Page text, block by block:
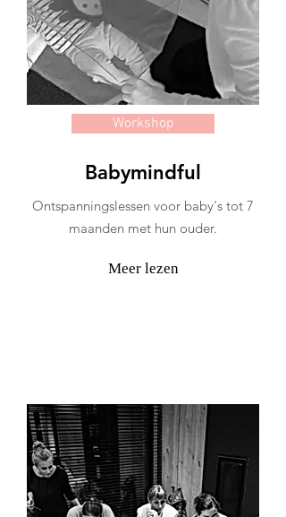
Workshop
Babymindful
Ontspanningslessen voor baby's tot 7
maanden met hun ouder.
Meer lezen